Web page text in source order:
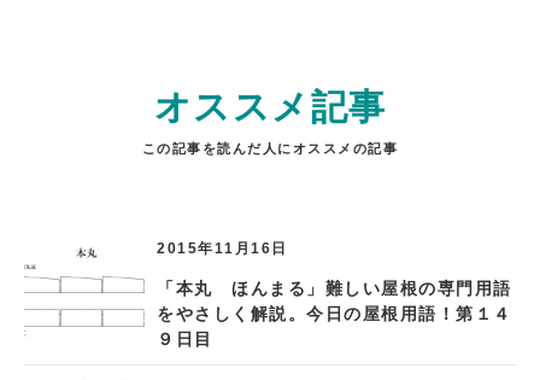
オススメ記事
この記事を読んだ人にオススメの記事
2015年11月16日
「本丸 ほんまる」難しい屋根の専門用語
をやさしく解説。今日の屋根用語！第１４
９日目